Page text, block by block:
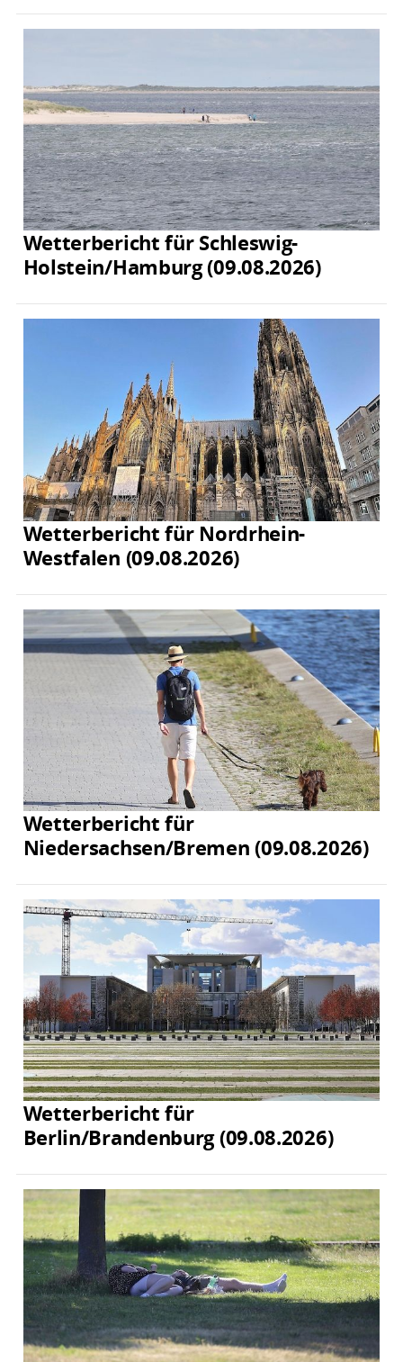
Wetterbericht für Schleswig-
Holstein/Hamburg (09.08.2026)
Wetterbericht für Nordrhein-
Westfalen (09.08.2026)
Wetterbericht für
Niedersachsen/Bremen (09.08.2026)
Wetterbericht für
Berlin/Brandenburg (09.08.2026)